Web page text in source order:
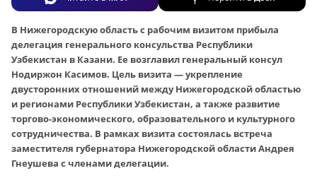
В Нижегородскую область с рабочим визитом прибыла
делегация генерального консульства Республики
Узбекистан в Казани. Ее возглавил генеральный консул
Нодиржон Касимов. Цель визита — укрепление
двусторонних отношений между Нижегородской областью
и регионами Республики Узбекистан, а также развитие
торгово-экономического, образовательного и культурного
сотрудничества. В рамках визита состоялась встреча
заместителя губернатора Нижегородской области Андрея
Гнеушева с членами делегации.